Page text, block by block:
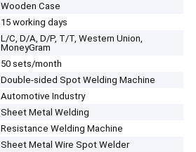
Wooden Case
15 working days
L/C, D/A, D/P, T/T, Western Union,
MoneyGram
50 sets/month
Double-sided Spot Welding Machine
Automotive Industry
Sheet Metal Welding
Resistance Welding Machine
Sheet Metal Wire Spot Welder